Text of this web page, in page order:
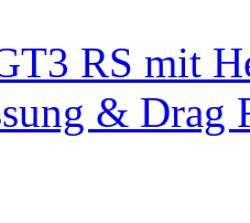
RS mit
& Drag